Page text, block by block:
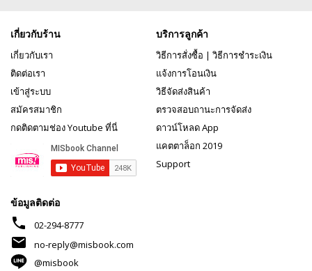
เกี่ยวกับร้าน
เกี่ยวกับเรา
ติดต่อเรา
เข้าสู่ระบบ
สมัครสมาชิก
กดติดตามช่อง Youtube ที่นี่
บริการลูกค้า
วิธีการสั่งซื้อ | วิธีการชำระเงิน
แจ้งการโอนเงิน
วิธีจัดส่งสินค้า
ตรวจสอบถานะการจัดส่ง
ดาวน์โหลด App
แคตตาล็อก 2019
Support
ข้อมูลติดต่อ
phone 02-294-8777
mail
no-reply@misbook.com
@misbook